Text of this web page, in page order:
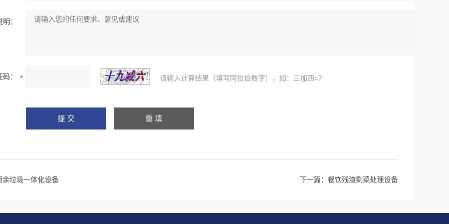
：
： 请输入计算结果（填写阿拉伯数字），如：三加四=7
余垃圾一体化设备 下一篇： 餐饮残渣剩菜处理设备